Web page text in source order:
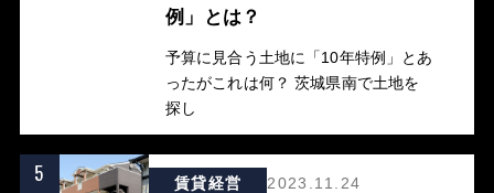
例」とは？
予算に見合う土地に「10年特例」とあ
ったがこれは何？ 茨城県南で土地を
探し
5 賃貸経営 2023.11.24